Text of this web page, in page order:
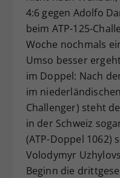
4:6 gegen Adolfo
beim ATP-125-
Woche nochmals
Umso besser
im Doppel: Nach
im
Challenger) steht
in der Schweiz
(ATP-Doppel 1062)
Volodymyr
Beginn die
Zweck
Dieser
zufällig
hat.